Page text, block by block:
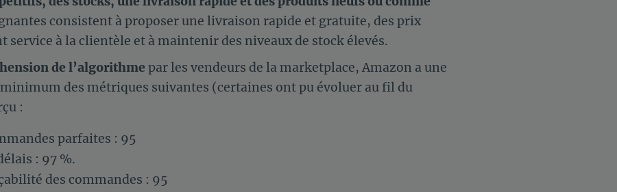
consistent à proposer une livraison rapide et gratuite, des prix
à la clientèle et à maintenir des niveaux de stock élevés.
de l’algorithme par les vendeurs de la marketplace, Amazon a une
des métriques suivantes (certaines ont pu évoluer au fil du
:
parfaites : 95
: 97 %.
des commandes : 95